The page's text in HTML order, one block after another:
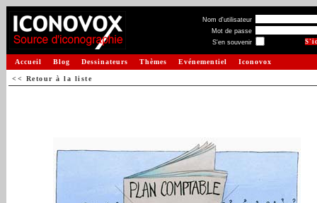
Nom d'utilisateur
Mot de passe
S'en souvenir
Accueil Blog Dessinateurs Thèmes Evénementiel Iconovox
<< Retour à la liste